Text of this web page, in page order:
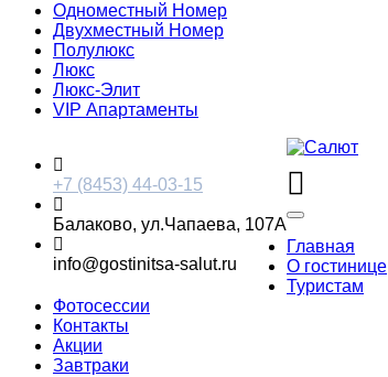
Одноместный Номер
Двухместный Номер
Полулюкс
Люкс
Люкс-Элит
VIP Апартаменты
+7 (8453) 44-03-15
Балаково, ул.Чапаева, 107А
info@gostinitsa-salut.ru
Главная
О гостинице
Туристам
Фотосессии
Контакты
Акции
Завтраки